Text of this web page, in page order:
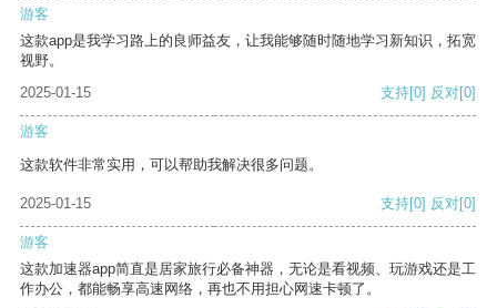
游客
这款app是我学习路上的良师益友，让我能够随时随地学习新知识，拓宽
视野。
2025-01-15
支持[0] 反对[0]
游客
这款软件非常实用，可以帮助我解决很多问题。
2025-01-15 支持[0] 反对[0]
游客
这款加速器app简直是居家旅行必备神器，无论是看视频、玩游戏还是工
作办公，都能畅享高速网络，再也不用担心网速卡顿了。